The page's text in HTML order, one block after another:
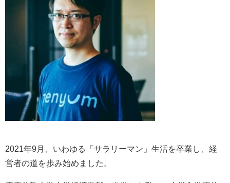
2021年9月、いわゆる「サラリーマン」生活を卒業し、経
営者の道を歩み始めました。